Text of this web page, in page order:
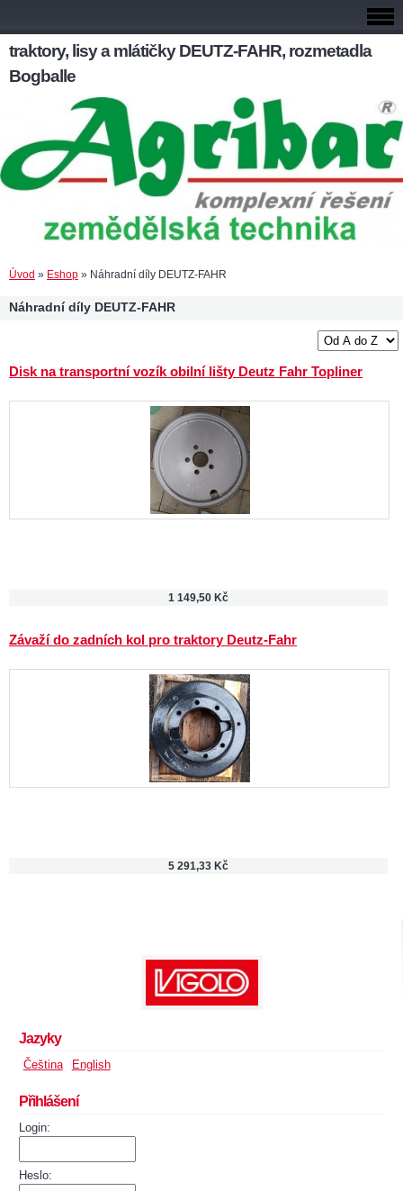
traktory, lisy a mlátičky DEUTZ-FAHR, rozmetadla
Bogballe
Úvod » Eshop » Náhradní díly DEUTZ-FAHR
Náhradní díly DEUTZ-FAHR
Disk na transportní vozík obilní lišty Deutz Fahr Topliner
1 149,50 Kč
Závaží do zadních kol pro traktory Deutz-Fahr
5 291,33 Kč
Jazyky
Čeština English
Přihlášení
Login:
Heslo: